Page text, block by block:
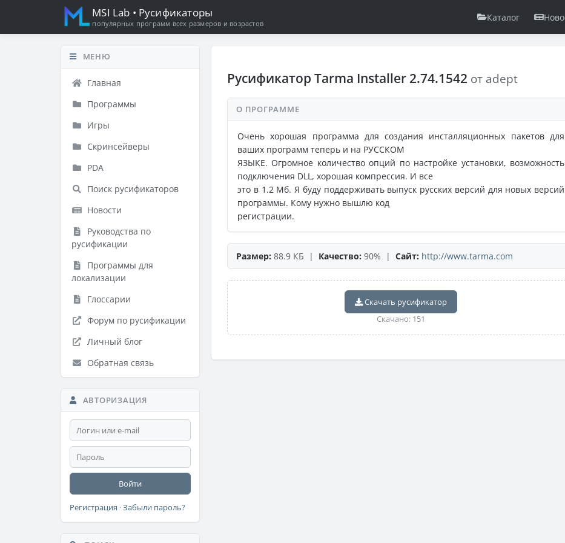
MSI Lab • Русификаторы
популярных программ всех размеров и возрастов
Каталог
МЕНЮ
Главная
Программы
Игры
Скринсейверы
PDA
Поиск русификаторов
Новости
Руководства по
русификации
Программы для
локализации
Глоссарии
Форум по русификации
Личный блог
Обратная связь
АВТОРИЗАЦИЯ
Войти
Регистрация ·Забыли пароль?
Русификатор Tarma Installer 2.74.1542 от adept
О ПРОГРАММЕ
Очень хорошая программа для создания инсталляционных пакетов для
ваших программ теперь и на РУССКОМ
ЯЗЫКЕ. Огромное количество опций по настройке установки, возможность
подключения DLL, хорошая компрессия. И все
это в 1.2 Мб. Я буду поддерживать выпуск русских версий для новых версий
программы. Кому нужно вышлю код
регистрации.
Размер: 88.9 КБ | Качество: 90% | Сайт: http://www.tarma.com
Скачать русификатор
Скачано: 151